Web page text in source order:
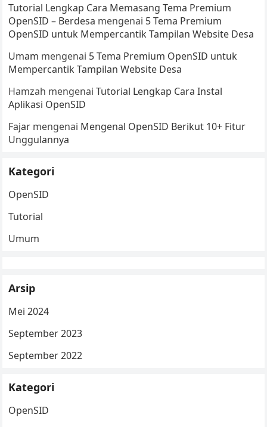
Tutorial Lengkap Cara Memasang Tema Premium
OpenSID – Berdesa mengenai 5 Tema Premium
OpenSID untuk Mempercantik Tampilan Website Desa
Umam mengenai 5 Tema Premium OpenSID untuk
Mempercantik Tampilan Website Desa
Hamzah mengenaiTutorial Lengkap Cara Instal
Aplikasi OpenSID
Fajar mengenai Mengenal OpenSID Berikut 10+ Fitur
Unggulannya
Kategori
OpenSID
Tutorial
Umum
Arsip
Mei 2024
September 2023
September 2022
Kategori
OpenSID